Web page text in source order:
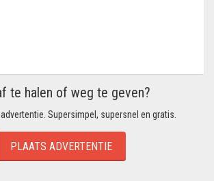
te halen of weg te geven?
Supersimpel, supersnel en gratis.
PLAATS ADVERTENTIE